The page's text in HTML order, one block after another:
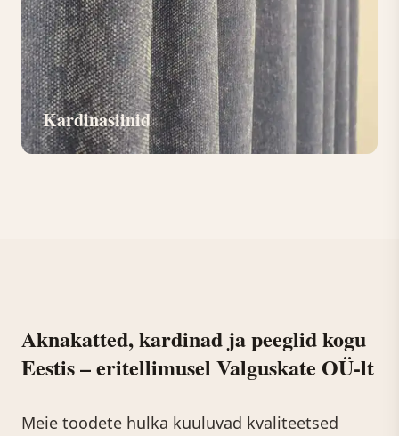
Kardinasiinid
Aknakatted, kardinad ja peeglid kogu
Eestis – eritellimusel Valguskate OÜ-lt
Meie toodete hulka kuuluvad kvaliteetsed